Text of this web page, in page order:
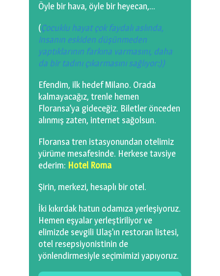
Öyle bir hava, öyle bir heyecan,…
(Çocuklu hayat çok faydalı aslında,
insanın eskiden düşünmeden
yaptıklarının farkına varmasını, daha
da bir tadını çıkarmasını sağlıyor:))
Efendim, ilk hedef Milano. Orada
kalmayacağız, trenle hemen
Floransa’ya gideceğiz. Biletler önceden
alınmış zaten, internet sağolsun.
Floransa tren istasyonundan otelimiz
yürüme mesafesinde. Herkese tavsiye
ederim: Hotel Roma
Şirin, merkezi, hesaplı bir otel.
İki kıkırdak hatun odamıza yerleşiyoruz.
Hemen eşyalar yerleştiriliyor ve
elimizde sevgili Ulaş’ın restoran listesi,
otel resepsiyonistinin de
yönlendirmesiyle seçimimizi yapıyoruz.